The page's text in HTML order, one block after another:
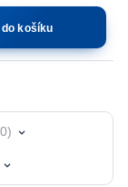
do košíku
0